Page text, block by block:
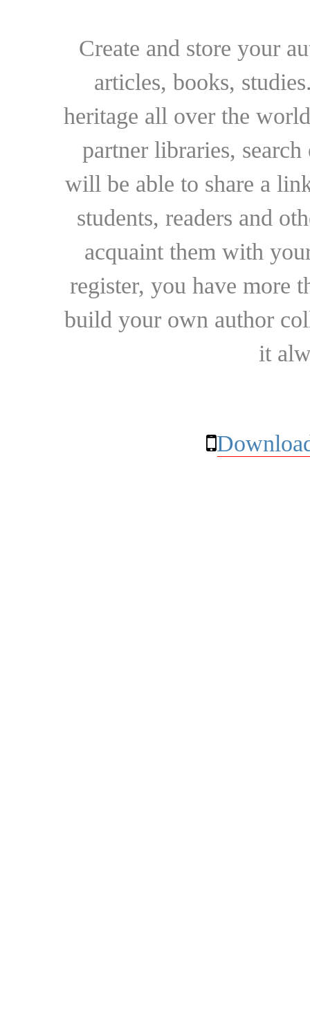
Create and store your
articles, books,
heritage all over the
partner libraries,
will be able to share a
students, readers and
acquaint them with
register, you have more
build your own author
it